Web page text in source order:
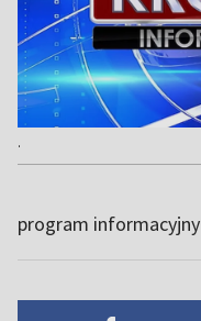
.
program informacyjny